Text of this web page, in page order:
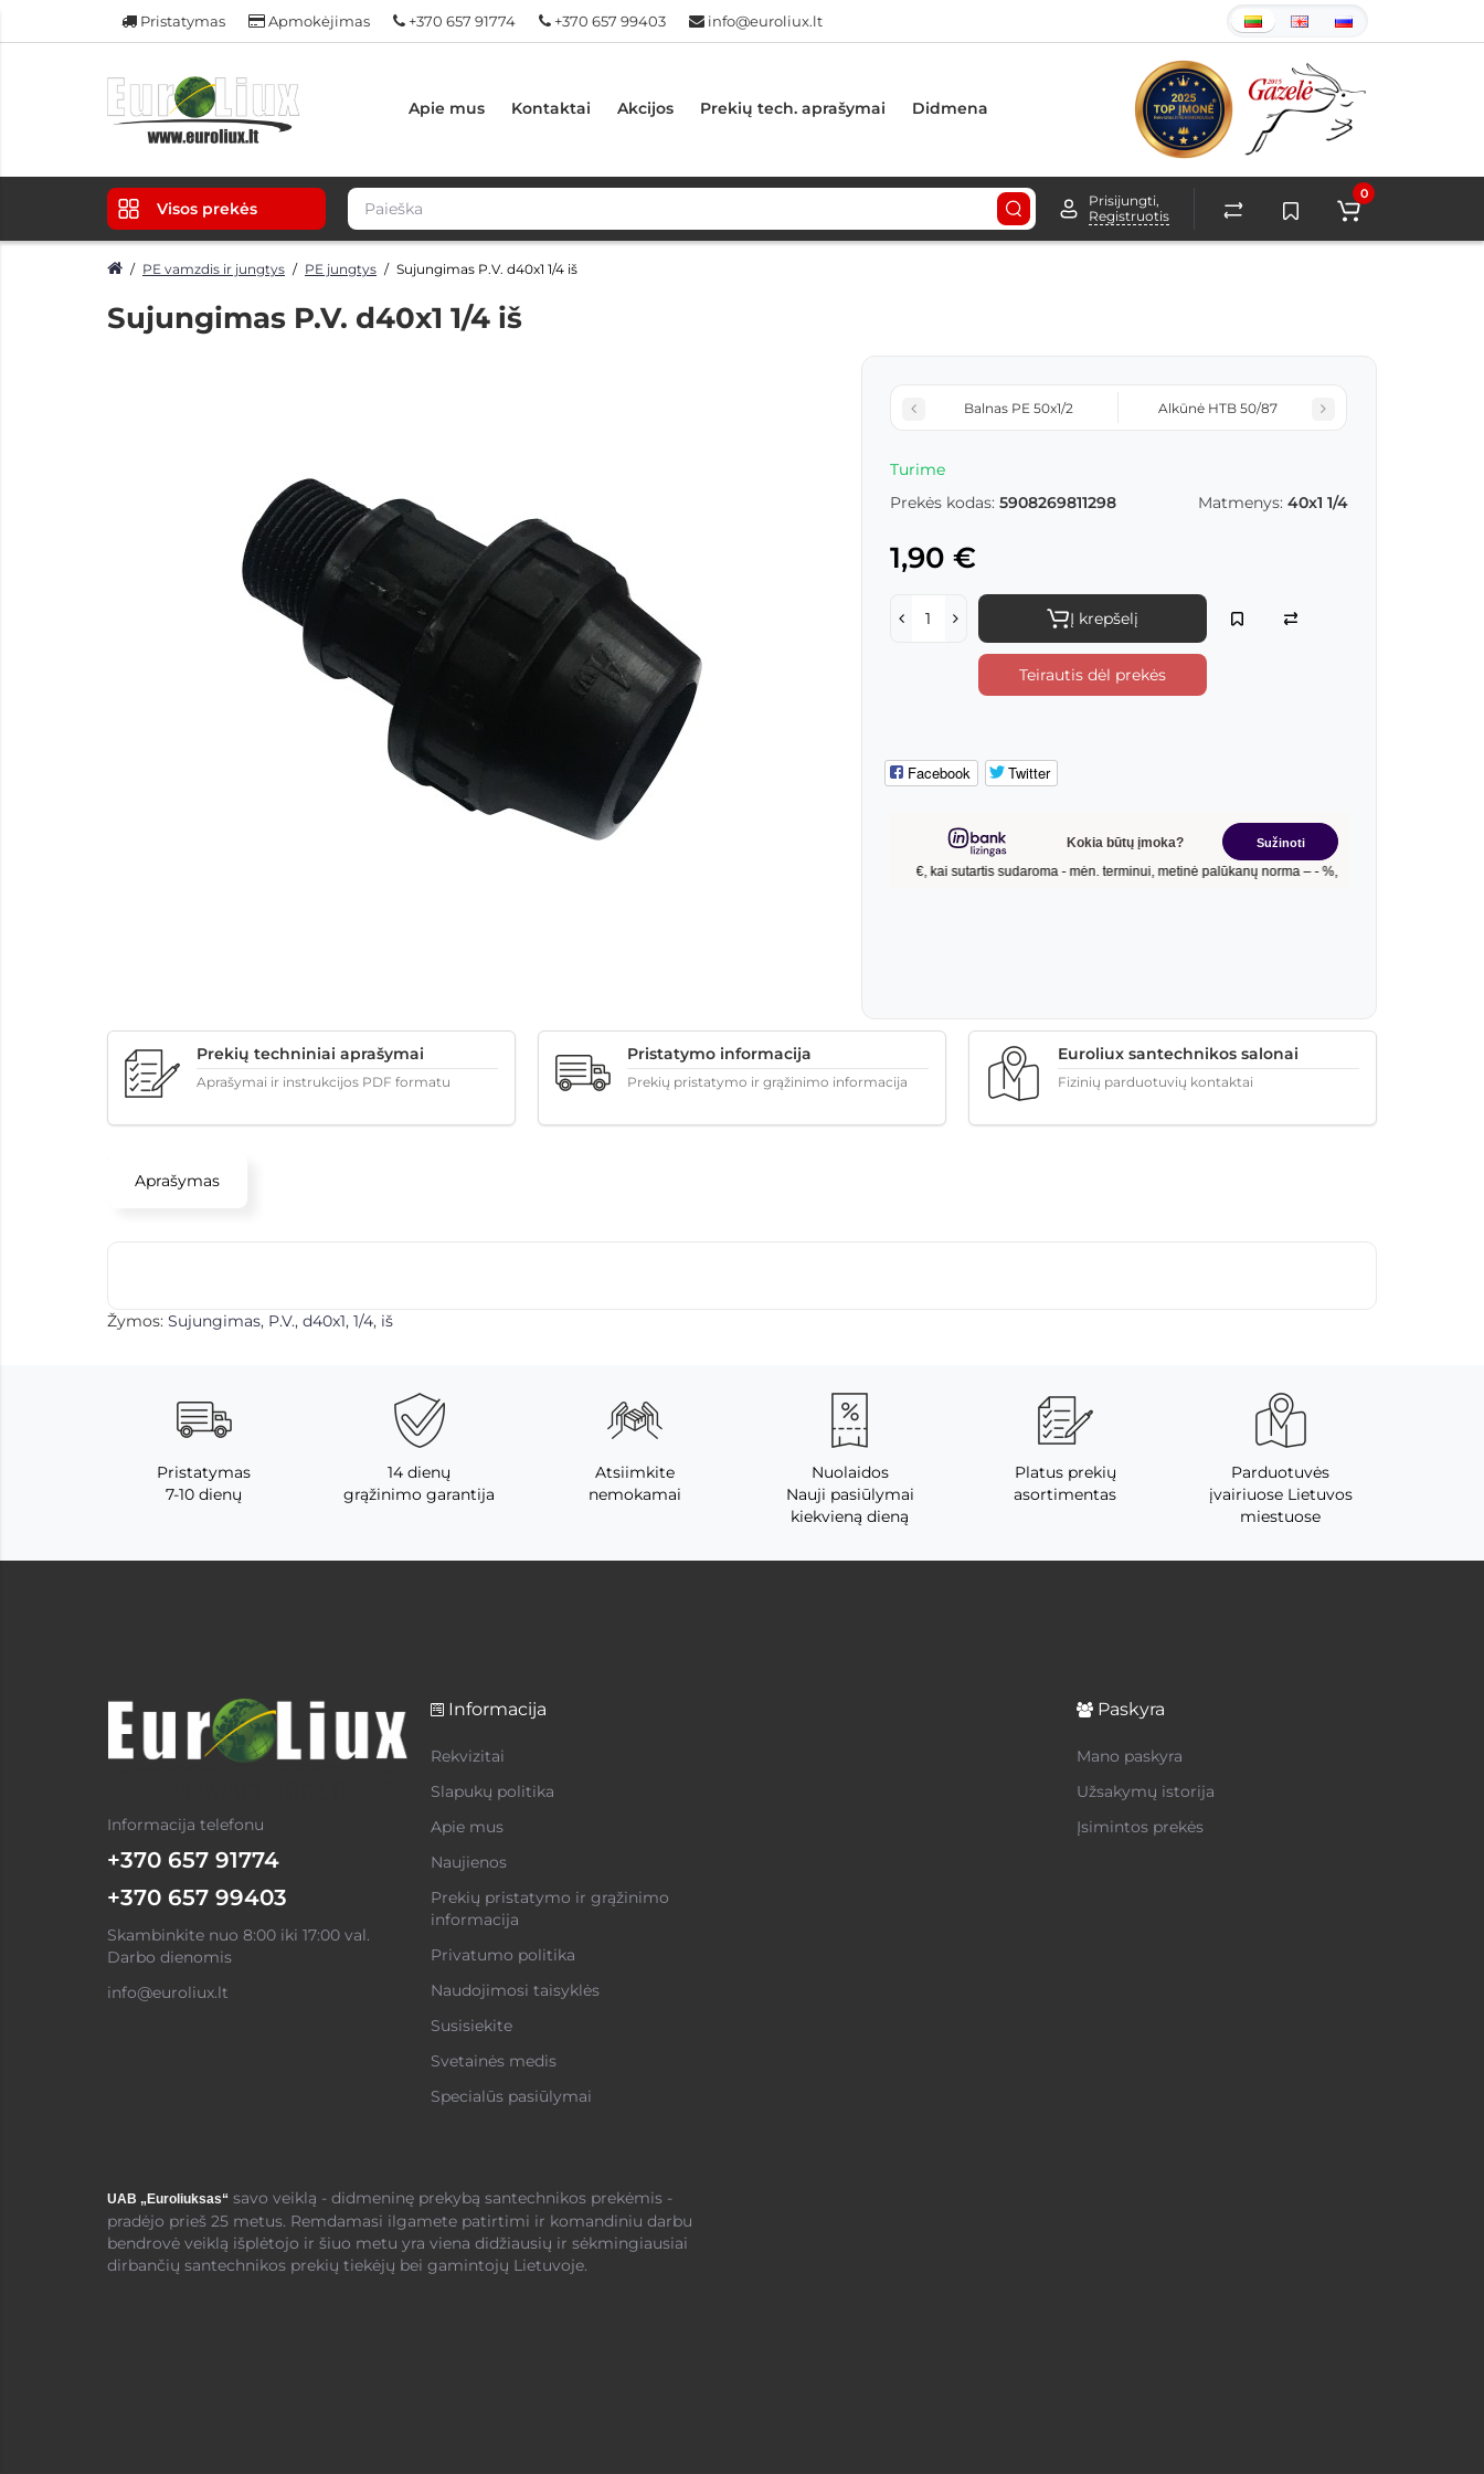
Pristatymas Apmokėjimas +370 657 91774 +370 657 99403 info@euroliux.lt
Apie mus Kontaktai Akcijos Prekių tech. aprašymai Didmena
Visos prekės
Prisijungti,
Registruotis
0
PE vamzdis ir jungtys PE jungtys Sujungimas P.V. d40x1 1/4 iš
Sujungimas P.V. d40x1 1/4 iš
Balnas PE 50x1/2 Alkūnė HTB 50/87
Turime
Prekės kodas: 5908269811298 Matmenys: 40x1 1/4
1,90 €
Į krepšelį
Teirautis dėl prekės
Facebook Twitter
Prekių techniniai aprašymai
Aprašymai ir instrukcijos PDF formatu
Pristatymo informacija
Prekių pristatymo ir grąžinimo informacija
Euroliux santechnikos salonai
Fizinių parduotuvių kontaktai
Aprašymas
Žymos: Sujungimas, P.V., d40x1, 1/4, iš
Pristatymas
7-10 dienų
14 dienų
grąžinimo garantija
Atsiimkite
nemokamai
Nuolaidos
Nauji pasiūlymai
kiekvieną dieną
Platus prekių
asortimentas
Parduotuvės
įvairiuose Lietuvos
miestuose
Informacija telefonu
+370 657 91774
+370 657 99403
Skambinkite nuo 8:00 iki 17:00 val.
Darbo dienomis
info@euroliux.lt
Informacija
Rekvizitai
Slapukų politika
Apie mus
Naujienos
Prekių pristatymo ir grąžinimo
informacija
Privatumo politika
Naudojimosi taisyklės
Susisiekite
Svetainės medis
Specialūs pasiūlymai
Paskyra
Mano paskyra
Užsakymų istorija
Įsimintos prekės
UAB „Euroliuksas“ savo veiklą - didmeninę prekybą santechnikos prekėmis -
pradėjo prieš 25 metus. Remdamasi ilgamete patirtimi ir komandiniu darbu
bendrovė veiklą išplėtojo ir šiuo metu yra viena didžiausių ir sėkmingiausiai
dirbančių santechnikos prekių tiekėjų bei gamintojų Lietuvoje.